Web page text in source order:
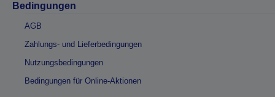
Bedingungen
AGB
Zahlungs- und Lieferbedingungen
Nutzungsbedingungen
Bedingungen für Online-Aktionen